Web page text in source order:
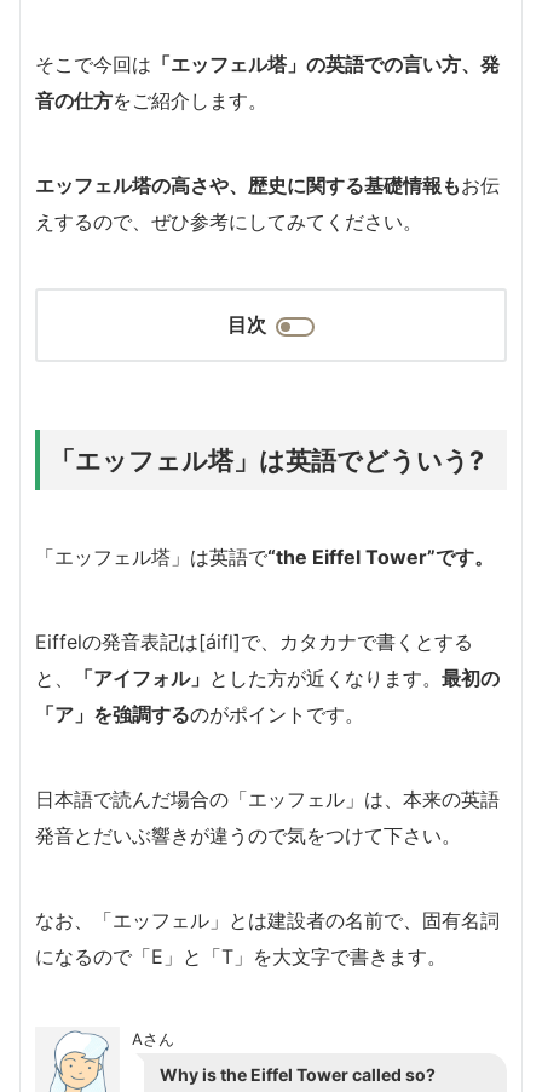
そこで今回は 「エッフェル塔」の英語での言い方、発
音の仕方をご紹介します。
エッフェル塔の高さや、歴史に関する基礎情報もお伝
えするので、ぜひ参考にしてみてください。
目次
「エッフェル塔」は英語でどういう?
「エッフェル塔」は英語で“the Eiffel Tower”です。
Eiffelの発音表記は[áifl]で、カタカナで書くとする
と、
「アイフォル」 とした方が近くなります。 最初の
「ア」を強調するのがポイントです。
日本語で読んだ場合の「エッフェル」は、本来の英語
発音とだいぶ響きが違うので気をつけて下さい。
なお、「エッフェル」とは建設者の名前で、固有名詞
になるので「E」と「T」を大文字で書きます。
Aさん
Why is the Eiffel Tower called so?